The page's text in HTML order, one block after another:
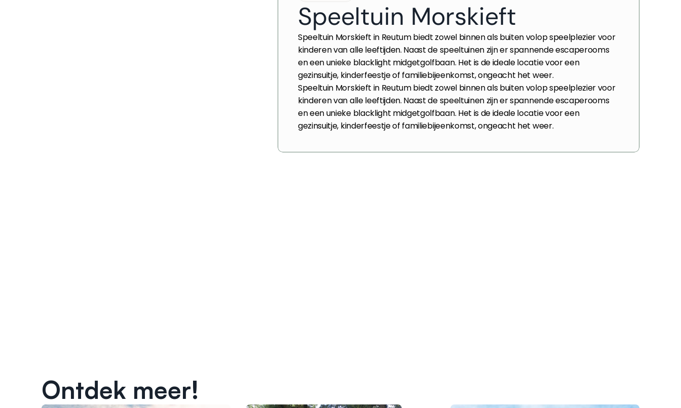
Speeltuin Morskieft
Speeltuin Morskieft in Reutum biedt zowel binnen als buiten volop speelplezier voor
kinderen van alle leeftijden. Naast de speeltuinen zijn er spannende escaperooms
en een unieke blacklight midgetgolfbaan. Het is de ideale locatie voor een
gezinsuitje, kinderfeestje of familiebijeenkomst, ongeacht het weer.
Speeltuin Morskieft in Reutum biedt zowel binnen als buiten volop speelplezier voor
kinderen van alle leeftijden. Naast de speeltuinen zijn er spannende escaperooms
en een unieke blacklight midgetgolfbaan. Het is de ideale locatie voor een
gezinsuitje, kinderfeestje of familiebijeenkomst, ongeacht het weer.
Ontdek meer!